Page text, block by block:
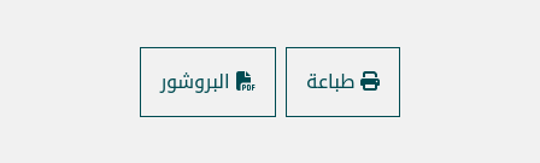
طباعة البروشور